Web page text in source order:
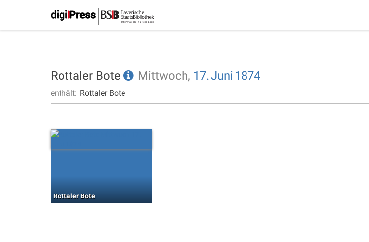
Rottaler Bote Mittwoch, 17.Juni 1874
enthält: Rottaler Bote
Rottaler Bote